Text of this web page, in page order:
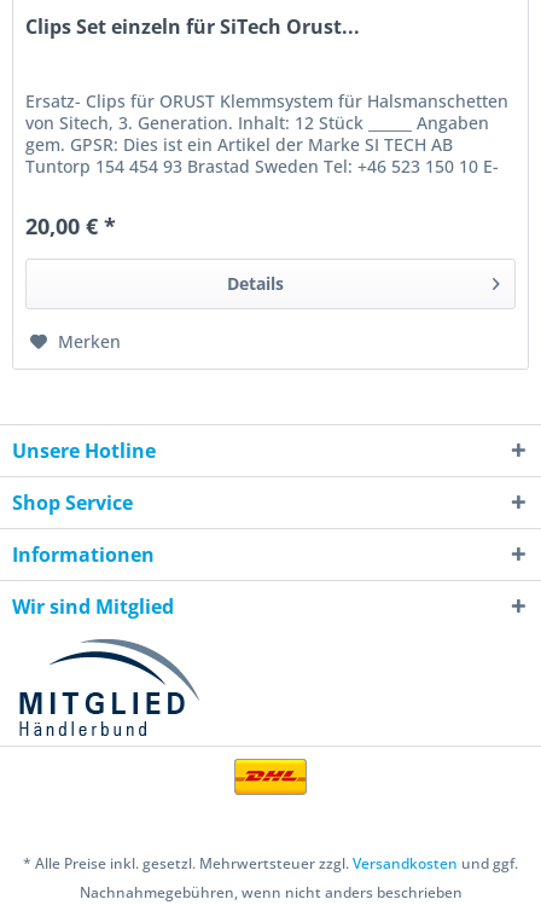
Clips Set einzeln für SiTech Orust...
Ersatz- Clips für ORUST Klemmsystem für Halsmanschetten
von Sitech, 3. Generation. Inhalt: 12 Stück ______ Angaben
gem. GPSR: Dies ist ein Artikel der Marke SI TECH AB
Tuntorp 154 454 93 Brastad Sweden Tel: +46 523 150 10 E-
20,00 € *
Details
Merken
Unsere Hotline
Shop Service
Informationen
Wir sind Mitglied
* Alle Preise inkl. gesetzl. Mehrwertsteuer zzgl.Versandkosten und ggf.
Nachnahmegebühren, wenn nicht anders beschrieben